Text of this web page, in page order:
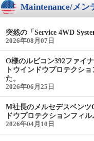
Maintenance/メン
突然の「Service 4WD
2026年08月07日
O様のルビコン392ファイ
トウインドウプロテクシ
た。
2026年06月25日
M社長のメルセデスベン
ドウプロテクションフィ
2026年04月10日